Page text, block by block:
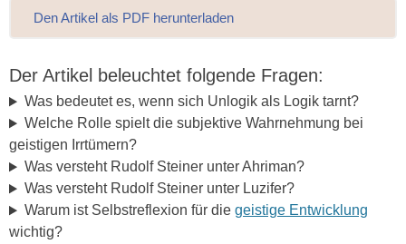
Den Artikel als PDF herunterladen
Der Artikel beleuchtet folgende Fragen:
Was bedeutet es, wenn sich Unlogik als Logik tarnt?
Welche Rolle spielt die subjektive Wahrnehmung bei
geistigen Irrtümern?
Was versteht Rudolf Steiner unter Ahriman?
Was versteht Rudolf Steiner unter Luzifer?
Warum ist Selbstreflexion für die geistige Entwicklung
wichtig?